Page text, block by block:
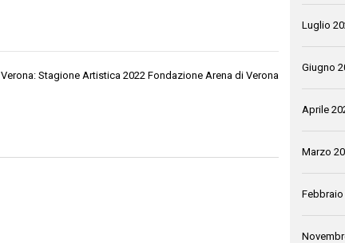
Verona: Stagione Artistica 2022 Fondazione Arena di Verona
Luglio
Giugno
Aprile
Marzo
Febbraio